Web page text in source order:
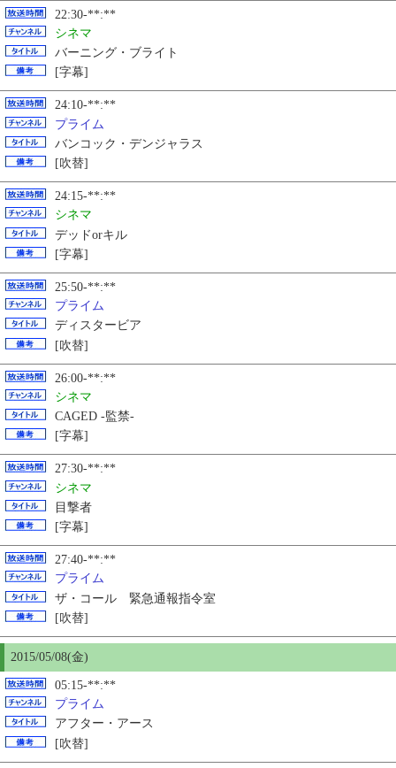
22:30-**:**
シネマ
バーニング・ブライト
[字幕]
24:10-**:**
プライム
バンコック・デンジャラス
[吹替]
24:15-**:**
シネマ
デッドorキル
[字幕]
25:50-**:**
プライム
ディスタービア
[吹替]
26:00-**:**
シネマ
CAGED -監禁-
[字幕]
27:30-**:**
シネマ
目撃者
[字幕]
27:40-**:**
プライム
ザ・コール 緊急通報指令室
[吹替]
2015/05/08(金)
05:15-**:**
プライム
アフター・アース
[吹替]